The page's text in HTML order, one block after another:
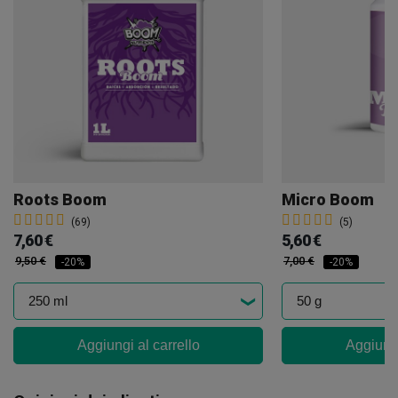
Roots Boom
(69)
7,60 €
9,50 € -20%
Aggiungi al carrello
Micro Boom
(5)
5,60 €
7,00 € -20%